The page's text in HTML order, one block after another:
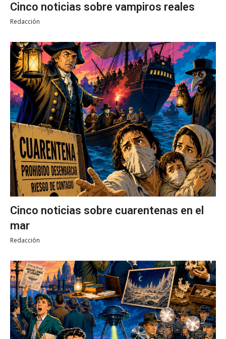
Cinco noticias sobre vampiros reales
Redacción
Cinco noticias sobre cuarentenas en el
mar
Redacción